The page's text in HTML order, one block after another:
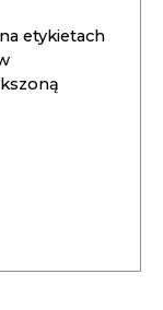
etykietach